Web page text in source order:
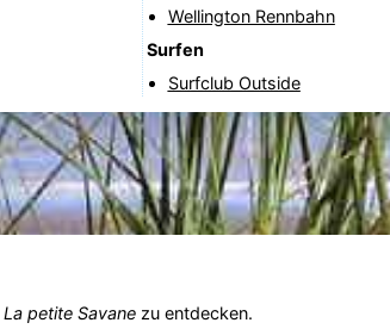
Wellington Rennbahn
Surfen
Surfclub Outside
La petite Savanezu entdecken.